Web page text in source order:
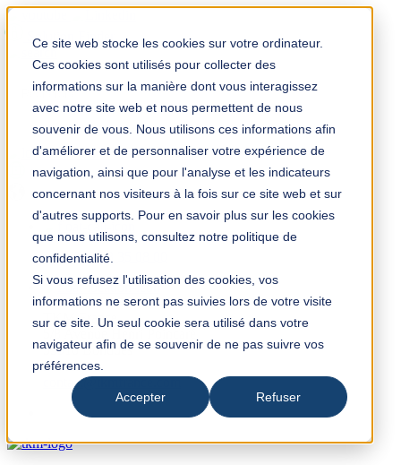
Ce site web stocke les cookies sur votre ordinateur.
Ces cookies sont utilisés pour collecter des
informations sur la manière dont vous interagissez
avec notre site web et nous permettent de nous
souvenir de vous. Nous utilisons ces informations afin
d'améliorer et de personnaliser votre expérience de
navigation, ainsi que pour l'analyse et les indicateurs
concernant nos visiteurs à la fois sur ce site web et sur
d'autres supports. Pour en savoir plus sur les cookies
que nous utilisons, consultez notre politique de
confidentialité.
Si vous refusez l'utilisation des cookies, vos
informations ne seront pas suivies lors de votre visite
sur ce site. Un seul cookie sera utilisé dans votre
navigateur afin de se souvenir de ne pas suivre vos
préférences.
Accepter Refuser
Solution Finder
TKM App
fr
+33 (0) 3 28 35 08 00
TKM France
59910 Bondues
France
contact@tkmfrance.com